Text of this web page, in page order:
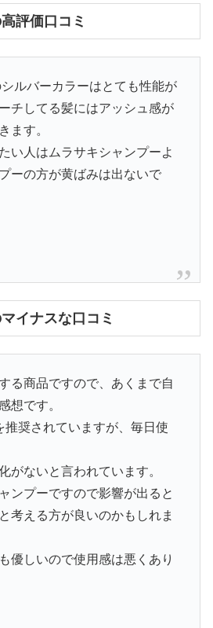
評価口コミ
ルバーカラーはとても性能が
チしてる髪にはアッシュ感が
ます。
い人はムラサキシャンプーよ
ーの方が黄ばみは出ないで
イナスな口コミ
る商品ですので、あくまで自
想です。
推奨されていますが、毎日使
がないと言われています。
ンプーですので影響が出ると
考える方が良いのかもしれま
優しいので使用感は悪くあり